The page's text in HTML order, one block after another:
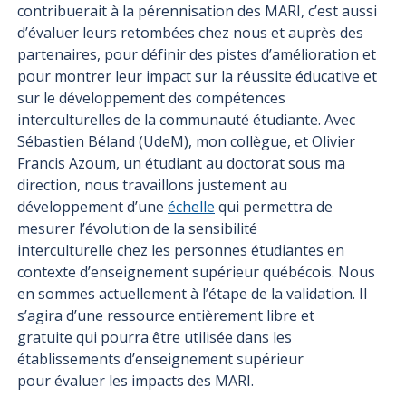
contribuerait à la pérennisation des MARI, c’est aussi
d’évaluer leurs retombées chez nous et auprès des
partenaires, pour définir des pistes d’amélioration et
pour montrer leur impact sur la réussite éducative et
sur le développement des compétences
interculturelles de la communauté étudiante. Avec
Sébastien Béland (UdeM), mon collègue, et Olivier
Francis Azoum, un étudiant au doctorat sous ma
direction, nous travaillons justement au
développement d’une échelle qui permettra de
mesurer l’évolution de la sensibilité
interculturelle chez les personnes étudiantes en
contexte d’enseignement supérieur québécois. Nous
en sommes actuellement à l’étape de la validation. Il
s’agira d’une ressource entièrement libre et
gratuite qui pourra être utilisée dans les
établissements d’enseignement supérieur
pour évaluer les impacts des MARI.